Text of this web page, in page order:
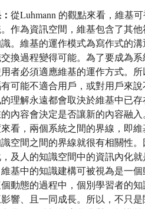
從Luhmann 的觀點來看，維基
作為資訊空間，維基包含了其
。維基的運作模式為寫作式的
換過程變得可能。為了要成為
者必須適應維基的運作方式。
可能不適合用戶，或對用戶來
理解永遠都會取決於維基中已
內容會決定是否讓新的內容融
看，兩個系統之間的界線，即
空間之間的界線就很有相關性
及人的知識空間中的資訊內化
基中的知識建構可被視為是一
動態的過程中，個別學習者的
響、且一同成長。所以，不只